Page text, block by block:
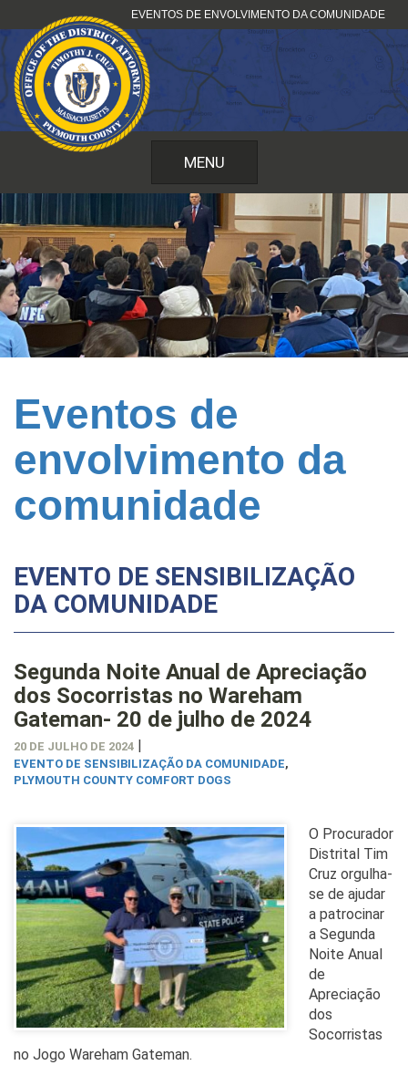
para
o
conteúdo
EVENTOS DE ENVOLVIMENTO DA COMUNIDADE
MENU
Eventos de
envolvimento da
comunidade
EVENTO DE SENSIBILIZAÇÃO
DA COMUNIDADE
Segunda Noite Anual de Apreciação
dos Socorristas no Wareham
Gateman- 20 de julho de 2024
20 DE JULHO DE 2024 |
EVENTO DE SENSIBILIZAÇÃO DA COMUNIDADE,
PLYMOUTH COUNTY COMFORT DOGS
O Procurador
Distrital Tim
Cruz orgulha-
se de ajudar
a patrocinar
a Segunda
Noite Anual
de
Apreciação
dos
Socorristas
no Jogo Wareham Gateman.